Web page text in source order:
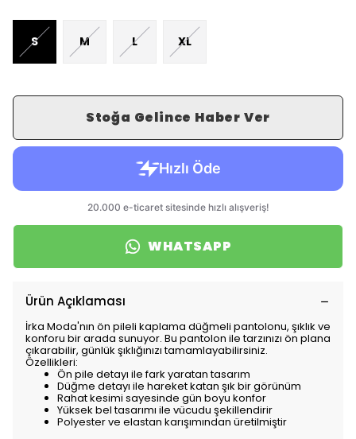
S M L XL
Stoğa Gelince Haber Ver
WHATSAPP
Ürün Açıklaması
İrka Moda'nın ön pileli kaplama düğmeli pantolonu, şıklık ve
konforu bir arada sunuyor. Bu pantolon ile tarzınızı ön plana
çıkarabilir, günlük şıklığınızı tamamlayabilirsiniz.
Özellikleri:
Ön pile detayı ile fark yaratan tasarım
Düğme detayı ile hareket katan şık bir görünüm
Rahat kesimi sayesinde gün boyu konfor
Yüksek bel tasarımı ile vücudu şekillendirir
Polyester ve elastan karışımından üretilmiştir